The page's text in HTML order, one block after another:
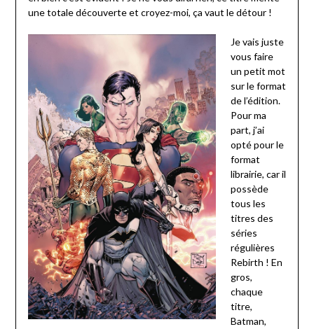
une totale découverte et croyez-moi, ça vaut le détour !
Je vais juste
vous faire
un petit mot
sur le format
de l’édition.
Pour ma
part, j’ai
opté pour le
format
librairie, car il
possède
tous les
titres des
séries
régulières
Rebirth ! En
gros,
chaque
titre,
Batman,